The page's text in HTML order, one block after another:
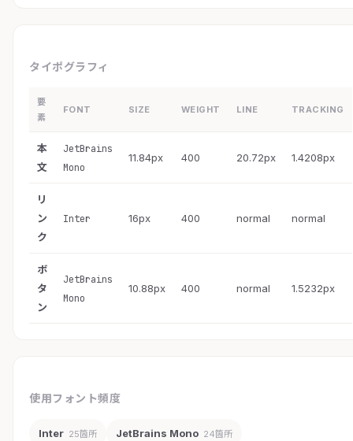
タイポグラフィ
要
素
FONT SIZE WEIGHT LINE TRACKING
本
文
JetBrains
Mono
11.84px 400 20.72px 1.4208px
リ
ン
ク
Inter 16px 400 normal normal
ボ
タ
ン
JetBrains
Mono
10.88px 400 normal 1.5232px
使用フォント頻度
Inter 25箇所 JetBrains Mono 24箇所